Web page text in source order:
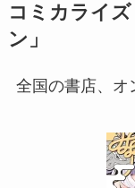
コミカライ
ン」
全国の書店、オ